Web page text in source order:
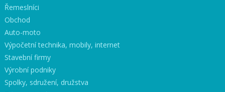
Řemeslníci
Obchod
Auto-moto
Výpočetní technika, mobily, internet
Stavební firmy
Výrobní podniky
Spolky, sdružení, družstva